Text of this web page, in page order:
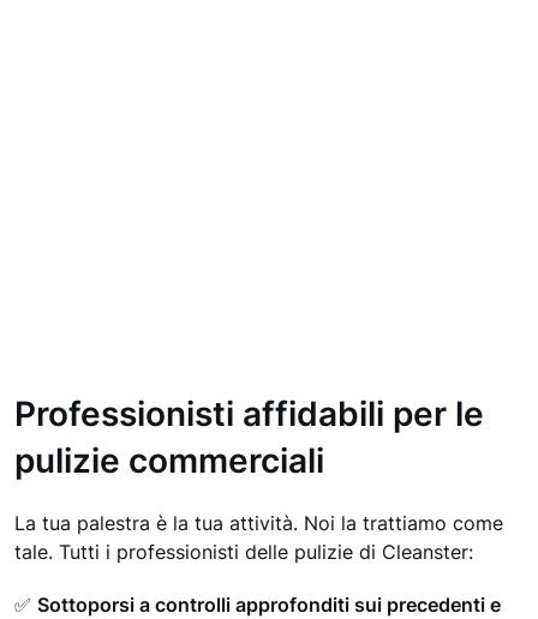
Professionisti affidabili per le
pulizie commerciali
La tua palestra è la tua attività. Noi la trattiamo come
tale. Tutti i professionisti delle pulizie di Cleanster:
✅ Sottoporsi a controlli approfonditi sui precedenti e